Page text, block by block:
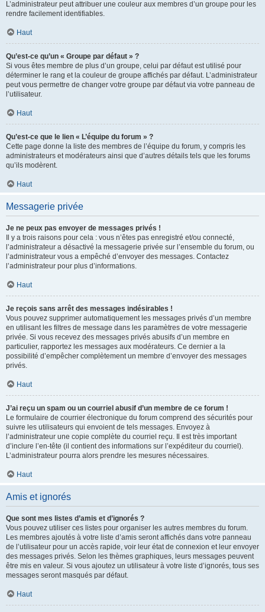
L’administrateur peut attribuer une couleur aux membres d’un groupe pour les
rendre facilement identifiables.
Haut
Qu’est-ce qu’un « Groupe par défaut » ?
Si vous êtes membre de plus d’un groupe, celui par défaut est utilisé pour
déterminer le rang et la couleur de groupe affichés par défaut. L’administrateur
peut vous permettre de changer votre groupe par défaut via votre panneau de
l’utilisateur.
Haut
Qu’est-ce que le lien « L’équipe du forum » ?
Cette page donne la liste des membres de l’équipe du forum, y compris les
administrateurs et modérateurs ainsi que d’autres détails tels que les forums
qu’ils modèrent.
Haut
Messagerie privée
Je ne peux pas envoyer de messages privés !
Il y a trois raisons pour cela : vous n’êtes pas enregistré et/ou connecté,
l’administrateur a désactivé la messagerie privée sur l’ensemble du forum, ou
l’administrateur vous a empêché d’envoyer des messages. Contactez
l’administrateur pour plus d’informations.
Haut
Je reçois sans arrêt des messages indésirables !
Vous pouvez supprimer automatiquement les messages privés d’un membre
en utilisant les filtres de message dans les paramètres de votre messagerie
privée. Si vous recevez des messages privés abusifs d’un membre en
particulier, rapportez les messages aux modérateurs. Ce dernier a la
possibilité d’empêcher complètement un membre d’envoyer des messages
privés.
Haut
J’ai reçu un spam ou un courriel abusif d’un membre de ce forum !
Le formulaire de courrier électronique du forum comprend des sécurités pour
suivre les utilisateurs qui envoient de tels messages. Envoyez à
l’administrateur une copie complète du courriel reçu. Il est très important
d’inclure l’en-tête (il contient des informations sur l’expéditeur du courriel).
L’administrateur pourra alors prendre les mesures nécessaires.
Haut
Amis et ignorés
Que sont mes listes d’amis et d’ignorés ?
Vous pouvez utiliser ces listes pour organiser les autres membres du forum.
Les membres ajoutés à votre liste d’amis seront affichés dans votre panneau
de l’utilisateur pour un accès rapide, voir leur état de connexion et leur envoyer
des messages privés. Selon les thèmes graphiques, leurs messages peuvent
être mis en valeur. Si vous ajoutez un utilisateur à votre liste d’ignorés, tous ses
messages seront masqués par défaut.
Haut